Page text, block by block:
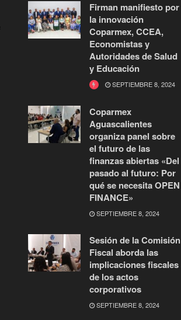
Firman manifiesto por
la innovación
Coparmex, CCEA,
Economistas y
Autoridades de Salud
y Educación
SEPTIEMBRE 8, 2024
Coparmex
Aguascalientes
organiza panel sobre
el futuro de las
finanzas abiertas «Del
pasado al futuro: Por
qué se necesita OPEN
FINANCE»
SEPTIEMBRE 8, 2024
Sesión de la Comisión
Fiscal aborda las
implicaciones fiscales
de los actos
corporativos
SEPTIEMBRE 8, 2024